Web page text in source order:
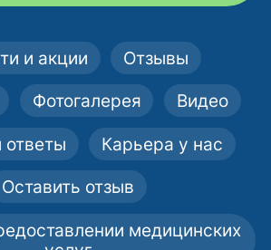
и акции Отзывы
Фотогалерея Видео
ответы Карьера у нас
Оставить отзыв
медицинских